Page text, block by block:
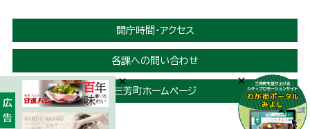
開庁時間・アクセス
各課への問い合わせ
三芳町ホームページ
広告